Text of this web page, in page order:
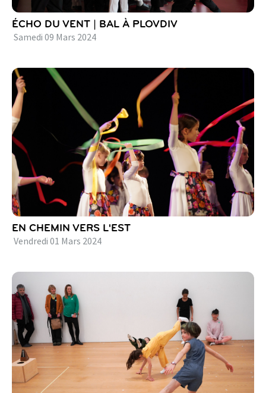
ÉCHO DU VENT | BAL À PLOVDIV
Samedi 09 Mars 2024
EN CHEMIN VERS L'EST
Vendredi 01 Mars 2024